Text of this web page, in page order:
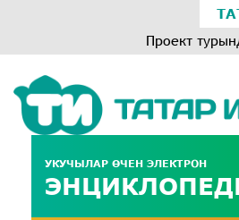
Проект
УКУЧЫЛАР ӨЧЕН ЭЛЕКТРОН